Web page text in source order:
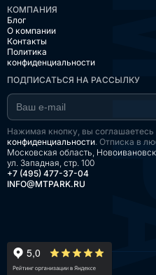
КОМПАНИЯ
Блог
О компании
Контакты
Политика
конфиденциальности
ПОДПИСАТЬСЯ НА РАССЫЛКУ
Нажимая кнопку, вы соглашаетесь
конфиденциальности. Отписка в
Московская область,
ул. Западная, стр. 100
+7 (495) 477-37-04
INFO@MTPARK.RU